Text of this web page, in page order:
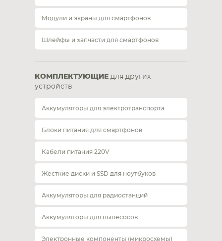
Модули и экраны для смартфонов
Шлейфы и запчасти для смартфонов
КОМПЛЕКТУЮЩИЕ для других
устройств
Аккумуляторы для электротранспорта
Блоки питания для смартфонов
Кабели питания 220V
Жесткие диски и SSD для ноутбуков
Аккумуляторы для радиостанций
Аккумуляторы для пылесосов
Электронные компоненты (микросхемы)